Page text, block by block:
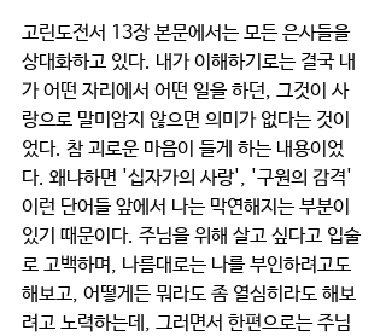
고린도전서 13장 본문에서는 모든 은사들을
상대화하고 있다. 내가 이해하기로는 결국 내
가 어떤 자리에서 어떤 일을 하던, 그것이 사
랑으로 말미암지 않으면 의미가 없다는 것이
었다. 참 괴로운 마음이 들게 하는 내용이었
다. 왜냐하면 '십자가의 사랑', '구원의 감격'
이런 단어들 앞에서 나는 막연해지는 부분이
있기 때문이다. 주님을 위해 살고 싶다고 입술
로 고백하며, 나름대로는 나를 부인하려고도
해보고, 어떻게든 뭐라도 좀 열심히라도 해보
려고 노력하는데, 그러면서 한편으로는 주님